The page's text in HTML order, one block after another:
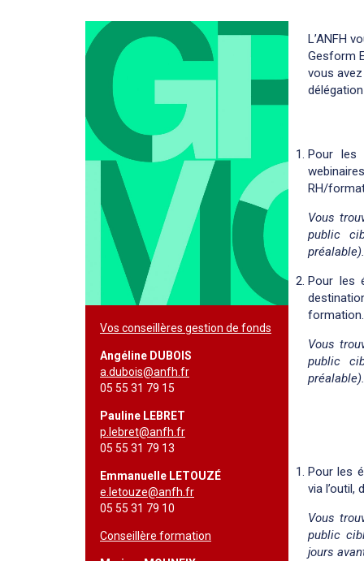
Vos conseillères gestion de fonds
Angéline DUBOIS
a.dubois@anfh.fr
05 55 31 79 15
Pauline LEBRET
p.lebret@anfh.fr
05 55 31 79 13
Emmanuelle LETOUZÉ
e.letouze@anfh.fr
05 55 31 79 10
Conseillère formation
L’ANFH
Gesform
vous
Pour les
RH/
Vous
public
Pour les
formation.
Vous
public
Pour les
via l’outil,
Vous
public
jours